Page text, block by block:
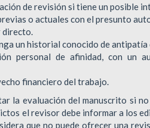
de revisión si tiene un posible
o actuales con el presunto
directo.
un historial conocido de anti­patía
personal de afinidad, con un
financiero del trabajo.
la evaluación del manuscrito si
el revisor debe informar a los
que no puede ofrecer una